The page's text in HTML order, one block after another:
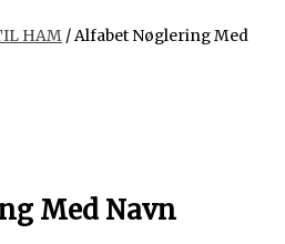
HAM / Alfabet Nøglering Med
Med Navn